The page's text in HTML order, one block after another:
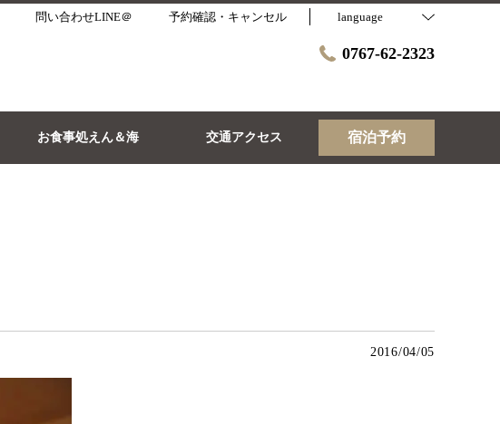
問い合わせLINE＠ 予約確認・キャンセル language
0767-62-2323
お食事処えん＆海 交通アクセス 宿泊予約
2016/04/05